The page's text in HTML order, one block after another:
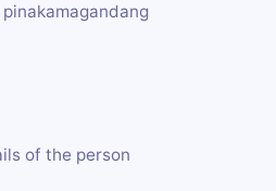
of the person